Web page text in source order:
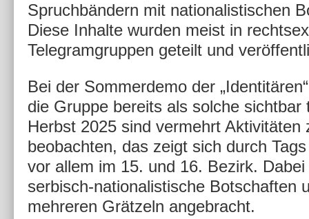
Spruchbändern mit nationalistischen
Diese Inhalte wurden meist in
Telegramgruppen geteilt und
Bei der Sommerdemo der
die Gruppe bereits als solche sichtbar
Herbst 2025 sind vermehrt Aktivitäten
beobachten, das zeigt sich durch
vor allem im 15. und 16. Bezirk. Dabei
serbisch-nationalistische Botschaften
mehreren Grätzeln angebracht.